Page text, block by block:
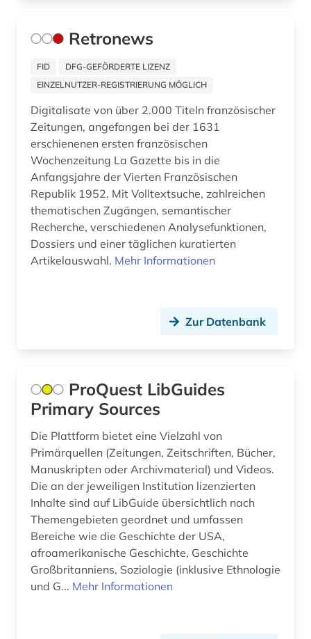
mikrocomputer (1)
militär (1)
mittlerer osten (1)
moldawien (1)
mongolen (1)
moskau (4)
mudjahedin (1)
naher osten (4)
nationalsozialistische deutsche arbeiterpartei
(1)
nepal (1)
neuseeland (2)
new york (5)
new york (1)
Retronews
FID
DFG-GEFÖRDERTE LIZENZ
EINZELNUTZER-REGISTRIERUNG MÖGLICH
Digitalisate von über 2.000 Titeln französischer
Zeitungen, angefangen bei der 1631
erschienenen ersten französischen
Wochenzeitung La Gazette bis in die
Anfangsjahre der Vierten Französischen
Republik 1952. Mit Volltextsuche, zahlreichen
thematischen Zugängen, semantischer
Recherche, verschiedenen Analysefunktionen,
Dossiers und einer täglichen kuratierten
Artikelauswahl. Mehr Informationen
Zur Datenbank
ProQuest LibGuides
Primary Sources
Die Plattform bietet eine Vielzahl von
Primärquellen (Zeitungen, Zeitschriften, Bücher,
Manuskripten oder Archivmaterial) und Videos.
Die an der jeweiligen Institution lizenzierten
Inhalte sind auf LibGuide übersichtlich nach
Themengebieten geordnet und umfassen
Bereiche wie die Geschichte der USA,
afroamerikanische Geschichte, Geschichte
Großbritanniens, Soziologie (inklusive Ethnologie
und G... Mehr Informationen